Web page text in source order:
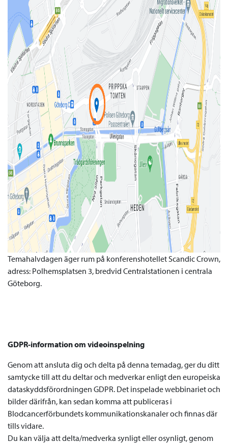
Temahalvdagen äger rum på konferenshotellet Scandic Crown,
adress: Polhemsplatsen 3, bredvid Centralstationen i centrala
Göteborg.
GDPR-information om videoinspelning
Genom att ansluta dig och delta på denna temadag, ger du ditt
samtycke till att du deltar och medverkar enligt den europeiska
dataskyddsförordningen GDPR. Det inspelade webbinariet och
bilder därifrån, kan sedan komma att publiceras i
Blodcancerförbundets kommunikationskanaler och finnas där
tills vidare.
Du kan välja att delta/medverka synligt eller osynligt, genom